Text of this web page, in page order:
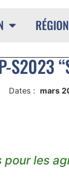
S2023
: mars
pour les